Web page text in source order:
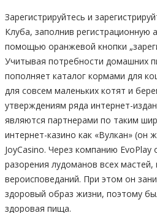
Зарегистрируйтесь и
Клуба, заполнив регистрационную
помощью оранжевой кнопки
Учитывая потребности домашних
пополняет каталог кормами для
для совсем маленьких котят и
утверждениям ряда интернет-
являются партнерами по таким
интернет-казино как «Вулкан» (он
JoyCasino. Через компанию EvoPlay
разорения лудоманов всех мастей,
вероисповеданий. При этом он
здоровый образ жизни, поэтому
здоровая пища.